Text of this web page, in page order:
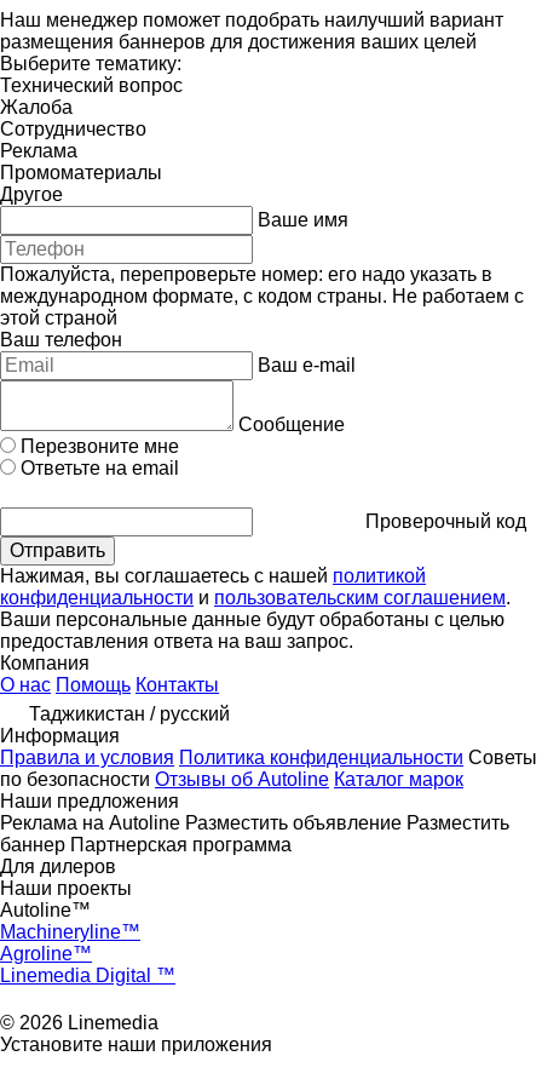
Наш менеджер поможет подобрать наилучший вариант
размещения баннеров для достижения ваших целей
Выберите тематику:
Технический вопрос
Жалоба
Сотрудничество
Реклама
Промоматериалы
Другое
Ваше имя
Пожалуйста, перепроверьте номер: его надо указать в
международном формате, с кодом страны. Не работаем с
этой страной
Ваш телефон
Ваш e-mail
Сообщение
Перезвоните мне
Ответьте на email
Проверочный код
Нажимая, вы соглашаетесь с нашей политикой
конфиденциальности и пользовательским соглашением.
Ваши персональные данные будут обработаны с целью
предоставления ответа на ваш запрос.
Компания
О нас Помощь Контакты
Таджикистан / русский
Информация
Правила и условия Политика конфиденциальности Советы
по безопасности Отзывы об Autoline Каталог марок
Наши предложения
Реклама на Autoline Разместить объявление Разместить
баннер Партнерская программа
Для дилеров
Наши проекты
Autoline™
Machineryline™
Agroline™
Linemedia Digital ™
© 2026 Linemedia
Установите наши приложения